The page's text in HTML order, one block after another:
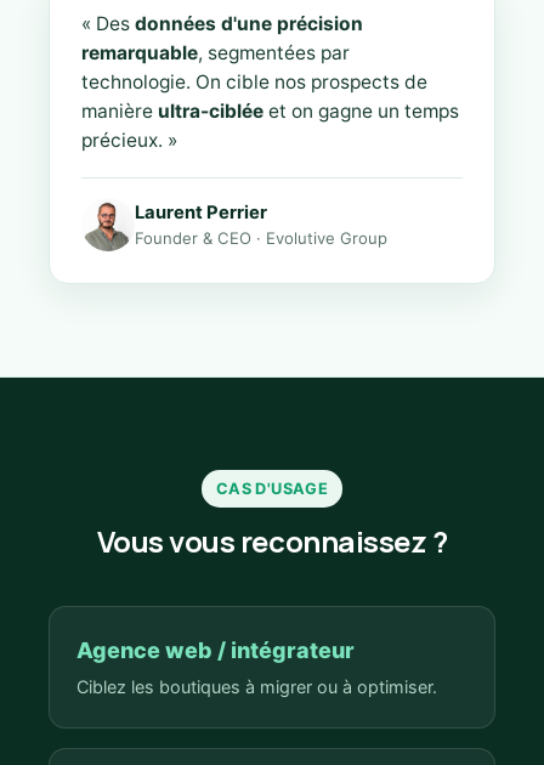
« Des données d'une précision
remarquable, segmentées par
technologie. On cible nos prospects de
manière ultra-ciblée et on gagne un temps
précieux. »
Laurent Perrier
Founder & CEO · Evolutive Group
CAS D'USAGE
Vous vous reconnaissez ?
Agence web / intégrateur
Ciblez les boutiques à migrer ou à optimiser.